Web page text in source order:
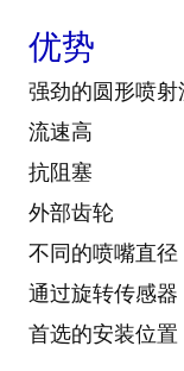
优势
强劲的圆形喷射
流速高
抗阻塞
外部齿轮
不同的喷嘴直径
通过旋转传感
首选的安装位